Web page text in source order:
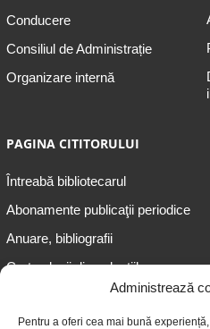
Administrează
Pentru a oferi cea mai bună
Conducere
Consiliul de Administrație
Organizare internă
PAGINA CITITORULUI
Întreabă bibliotecarul
Abonamente publicaţii periodice
Anuare, bibliografii
Cartea lunii din colecțiile